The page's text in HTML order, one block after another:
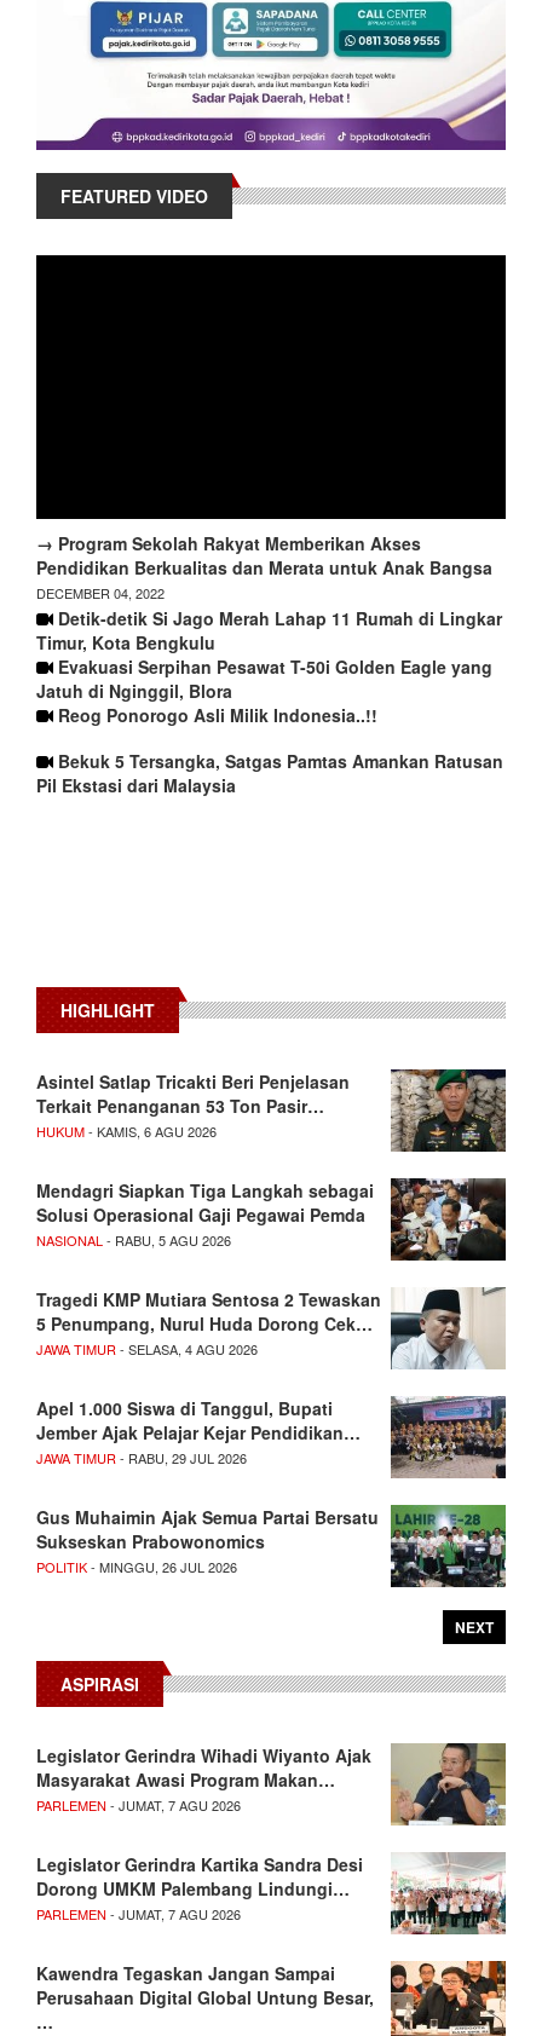
FEATURED VIDEO
→ Program Sekolah Rakyat Memberikan Akses
Pendidikan Berkualitas dan Merata untuk Anak Bangsa
DECEMBER 04, 2022
Detik-detik Si Jago Merah Lahap 11 Rumah di Lingkar
Timur, Kota Bengkulu
Evakuasi Serpihan Pesawat T-50i Golden Eagle yang
Jatuh di Nginggil, Blora
Reog Ponorogo Asli Milik Indonesia..!!
Bekuk 5 Tersangka, Satgas Pamtas Amankan Ratusan
Pil Ekstasi dari Malaysia
HIGHLIGHT
Asintel Satlap Tricakti Beri Penjelasan
Terkait Penanganan 53 Ton Pasir…
HUKUM- KAMIS, 6 AGU 2026
Mendagri Siapkan Tiga Langkah sebagai
Solusi Operasional Gaji Pegawai Pemda
NASIONAL - RABU, 5 AGU 2026
Tragedi KMP Mutiara Sentosa 2 Tewaskan
5 Penumpang, Nurul Huda Dorong Cek…
JAWA TIMUR - SELASA, 4 AGU 2026
Apel 1.000 Siswa di Tanggul, Bupati
Jember Ajak Pelajar Kejar Pendidikan…
JAWA TIMUR - RABU, 29 JUL 2026
Gus Muhaimin Ajak Semua Partai Bersatu
Sukseskan Prabowonomics
POLITIK- MINGGU, 26 JUL 2026
NEXT
ASPIRASI
Legislator Gerindra Wihadi Wiyanto Ajak
Masyarakat Awasi Program Makan…
PARLEMEN - JUMAT, 7 AGU 2026
Legislator Gerindra Kartika Sandra Desi
Dorong UMKM Palembang Lindungi…
PARLEMEN - JUMAT, 7 AGU 2026
Kawendra Tegaskan Jangan Sampai
Perusahaan Digital Global Untung Besar,
…